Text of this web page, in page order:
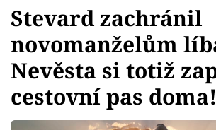
Témata
Showbyznys
Youtubeři
Stevard zachránil
novomanželům
Nevěsta si totiž
cestovní pas doma!